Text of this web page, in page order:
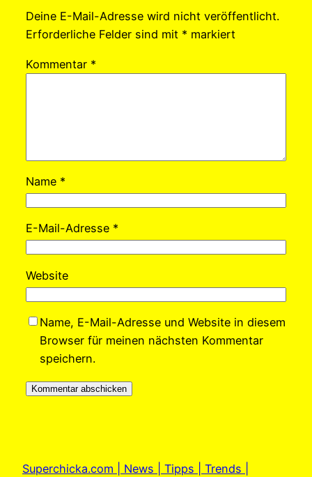
Deine E-Mail-Adresse wird nicht veröffentlicht.
Erforderliche Felder sind mit * markiert
Kommentar *
Name *
E-Mail-Adresse *
Website
Name, E-Mail-Adresse und Website in diesem
Browser für meinen nächsten Kommentar
speichern.
Superchicka.com | News | Tipps | Trends |